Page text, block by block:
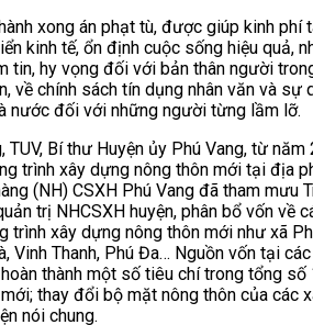
xong án phạt tù, được giúp kinh phí
kinh tế, ổn định cuộc sống hiệu quả,
tin, hy vọng đối với bản thân người
về chính sách tín dụng nhân văn và sự
nước đối với những người từng lầm lỡ.
TUV, Bí thư Huyện ủy Phú Vang, từ năm
trình xây dựng nông thôn mới tại địa
(NH) CSXH Phú Vang đã tham mưu
trị NHCSXH huyện, phân bổ vốn về
trình xây dựng nông thôn mới như xã
Vinh Thanh, Phú Đa… Nguồn vốn tại
thành một số tiêu chí trong tổng số
thay đổi bộ mặt nông thôn của các
nói chung.